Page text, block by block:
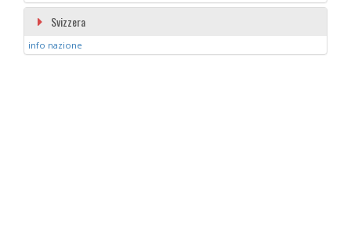
Svizzera
info nazione